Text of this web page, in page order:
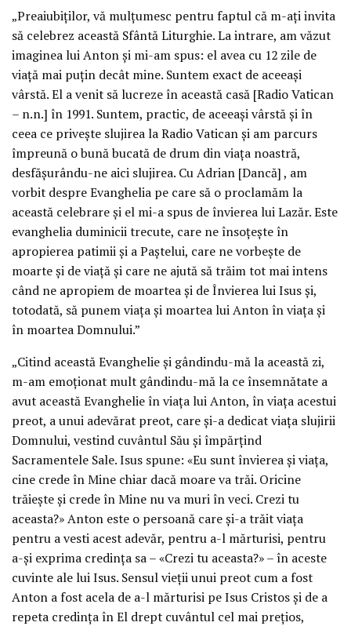
„Preaiubiților, vă mulțumesc pentru faptul că m-ați invita
să celebrez această Sfântă Liturghie. La intrare, am văzut
imaginea lui Anton și mi-am spus: el avea cu 12 zile de
viață mai puțin decât mine. Suntem exact de aceeași
vârstă. El a venit să lucreze în această casă [Radio Vatican
– n.n.] în 1991. Suntem, practic, de aceeași vârstă și în
ceea ce privește slujirea la Radio Vatican și am parcurs
împreună o bună bucată de drum din viața noastră,
desfășurându-ne aici slujirea. Cu Adrian [Dancă] , am
vorbit despre Evanghelia pe care să o proclamăm la
această celebrare și el mi-a spus de învierea lui Lazăr. Este
evanghelia duminicii trecute, care ne însoțește în
apropierea patimii și a Paștelui, care ne vorbește de
moarte și de viață și care ne ajută să trăim tot mai intens
când ne apropiem de moartea și de Învierea lui Isus și,
totodată, să punem viața și moartea lui Anton în viața și
în moartea Domnului.”
„Citind această Evanghelie și gândindu-mă la această zi,
m-am emoționat mult gândindu-mă la ce însemnătate a
avut această Evanghelie în viața lui Anton, în viața acestui
preot, a unui adevărat preot, care și-a dedicat viața slujirii
Domnului, vestind cuvântul Său și împărțind
Sacramentele Sale. Isus spune: «Eu sunt învierea și viața,
cine crede în Mine chiar dacă moare va trăi. Oricine
trăiește și crede în Mine nu va muri în veci. Crezi tu
aceasta?» Anton este o persoană care și-a trăit viața
pentru a vesti acest adevăr, pentru a-l mărturisi, pentru
a-și exprima credința sa – «Crezi tu aceasta?» – în aceste
cuvinte ale lui Isus. Sensul vieții unui preot cum a fost
Anton a fost acela de a-l mărturisi pe Isus Cristos și de a
repeta credința în El drept cuvântul cel mai prețios,